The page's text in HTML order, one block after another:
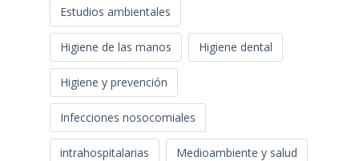
Estudios ambientales
Higiene de las manos Higiene dental
Higiene y prevención
Infecciones nosocomiales
intrahospitalarias Medioambiente y salud